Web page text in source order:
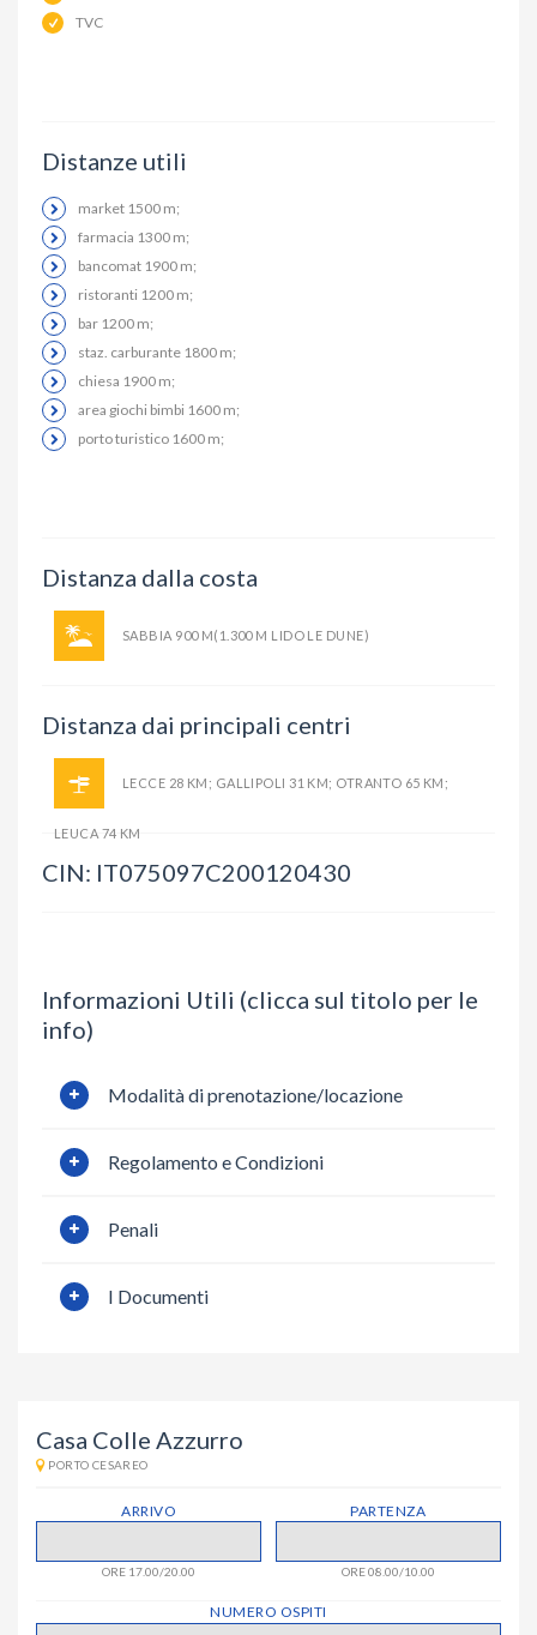
TVC
Distanze utili
market 1500 m;
farmacia 1300 m;
bancomat 1900 m;
ristoranti 1200 m;
bar 1200 m;
staz. carburante 1800 m;
chiesa 1900 m;
area giochi bimbi 1600 m;
porto turistico 1600 m;
Distanza dalla costa
SABBIA 900 M(1.300 M LIDO LE DUNE)
Distanza dai principali centri
LECCE 28 KM; GALLIPOLI 31 KM; OTRANTO 65 KM;
LEUCA 74 KM
CIN: IT075097C200120430
Informazioni Utili (clicca sul titolo per le
info)
Modalità di prenotazione/locazione
Regolamento e Condizioni
Penali
I Documenti
Casa Colle Azzurro
PORTO CESAREO
ARRIVO
ORE 17.00/20.00
PARTENZA
ORE 08.00/10.00
NUMERO OSPITI